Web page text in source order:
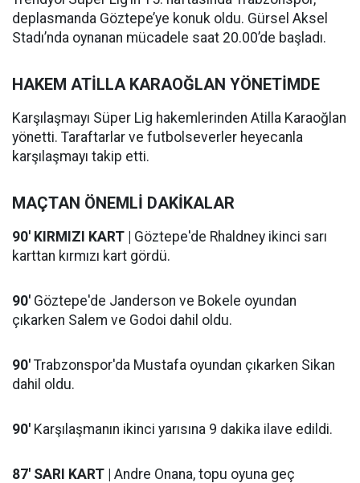
deplasmanda Göztepe’ye konuk oldu. Gürsel Aksel
Stadı’nda oynanan mücadele saat 20.00’de başladı.
HAKEM ATİLLA KARAOĞLAN YÖNETİMDE
Karşılaşmayı Süper Lig hakemlerinden Atilla Karaoğlan
yönetti. Taraftarlar ve futbolseverler heyecanla
karşılaşmayı takip etti.
MAÇTAN ÖNEMLİ DAKİKALAR
90' KIRMIZI KART |
Göztepe'de Rhaldney ikinci sarı
karttan kırmızı kart gördü.
90' Göztepe'de Janderson ve Bokele oyundan
çıkarken Salem ve Godoi dahil oldu.
90' Trabzonspor'da Mustafa oyundan çıkarken Sikan
dahil oldu.
90' Karşılaşmanın ikinci yarısına 9 dakika ilave edildi.
87' SARI KART | Andre Onana, topu oyuna geç